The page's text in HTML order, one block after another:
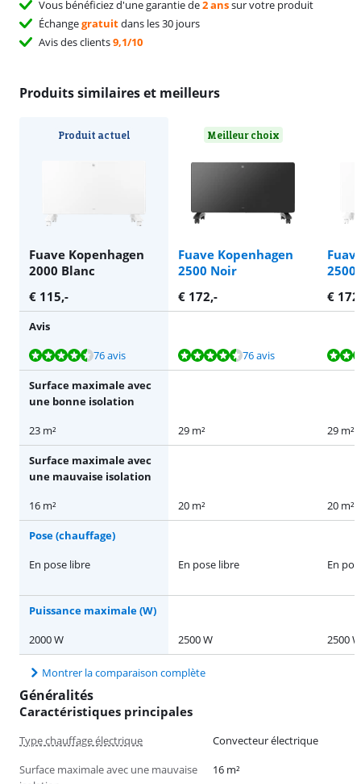
Vous bénéficiez d'une garantie de2 anssur votre produit
Échangegratuitdans les 30 jours
Avis des clients9,1/10
Produits similaires et meilleurs
Produit actuel
Fuave Kopenhagen
2000 Blanc
Meilleur choix
Fuave Kopenhagen
2500 Noir
2500
€ 115,- € 172,- € 172
Avis
La note est de 8,7 sur 10, basée sur 76 avis.
76 avis
La note est de 8,7 sur 10, basée sur 76 avis. 76 avis
La note est de 8,7 sur 10, basée sur 76 avis.
La note est de 8,5 sur 10, basée sur 17 avis.
La note est de 8,5 sur 10, basée sur 17 avis.
Surface maximale avec
une bonne isolation
23 m²
29 m² 29 m²
Surface maximale avec
une mauvaise isolation
16 m²
20 m² 20 m²
Pose (chauffage)
En pose libre
En pose libre En
Puissance maximale (W)
2000 W
2500 W 2500 W
Montrer la comparaison complète
Généralités
Caractéristiques principales
Type chauffage électrique
Convecteur électrique
Surface maximale avec une mauvaise
16 m²